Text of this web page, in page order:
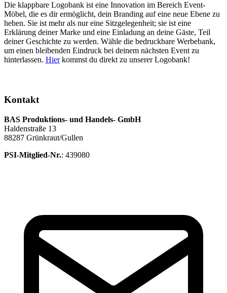
Die klappbare Logobank ist eine Innovation im Bereich Event-
Möbel, die es dir ermöglicht, dein Branding auf eine neue Ebene zu
heben. Sie ist mehr als nur eine Sitzgelegenheit; sie ist eine
Erklärung deiner Marke und eine Einladung an deine Gäste, Teil
deiner Geschichte zu werden. Wähle die bedruckbare Werbebank,
um einen bleibenden Eindruck bei deinem nächsten Event zu
hinterlassen. Hierkommst du direkt zu unserer Logobank!
Kontakt
BAS Produktions- und Handels- GmbH
Haldenstraße 13
88287 Grünkraut/Gullen
PSI-Mitglied-Nr.: 439080